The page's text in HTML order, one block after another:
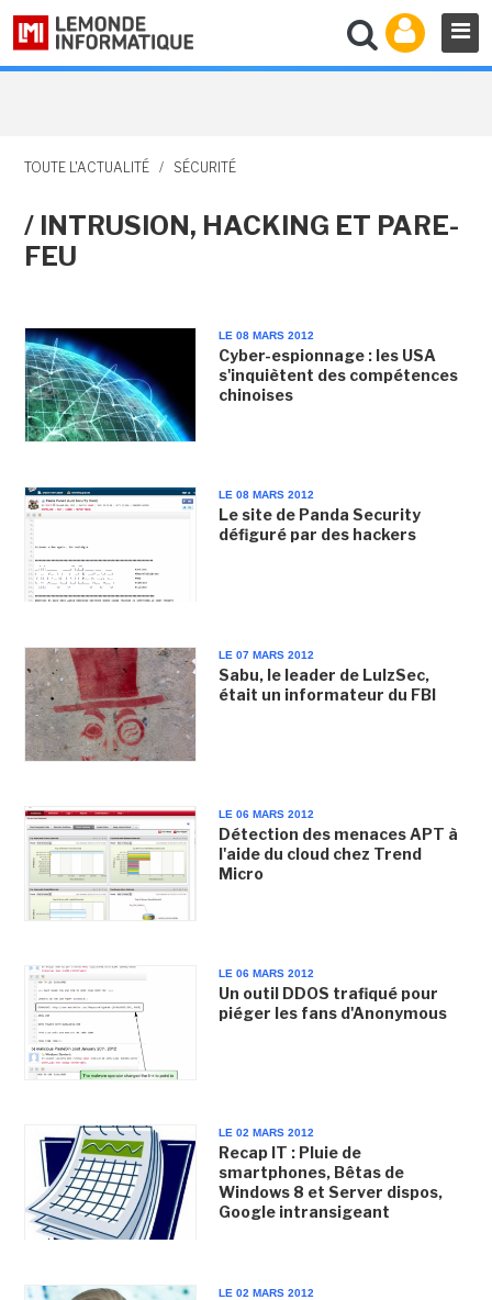
TOUTE L'ACTUALITÉ / SÉCURITÉ
/ INTRUSION, HACKING ET PARE-
FEU
LE 08 MARS 2012
Cyber-espionnage : les USA
s'inquiètent des compétences
chinoises
LE 08 MARS 2012
Le site de Panda Security
défiguré par des hackers
LE 07 MARS 2012
Sabu, le leader de LulzSec,
était un informateur du FBI
LE 06 MARS 2012
Détection des menaces APT à
l'aide du cloud chez Trend
Micro
LE 06 MARS 2012
Un outil DDOS trafiqué pour
piéger les fans d'Anonymous
LE 02 MARS 2012
Recap IT : Pluie de
smartphones, Bêtas de
Windows 8 et Server dispos,
Google intransigeant
LE 02 MARS 2012